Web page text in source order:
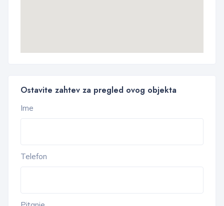
Ostavite zahtev za pregled ovog objekta
Ime
Telefon